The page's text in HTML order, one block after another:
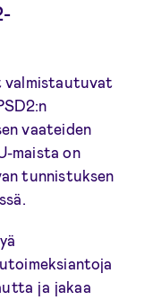
valmistautuvat
vaateiden
maista on
tunnistuksen
ja jakaa